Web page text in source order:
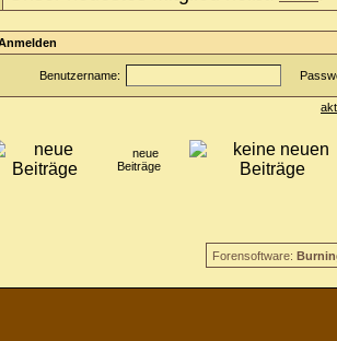
Benutzername:
neue
Beiträge
Forensoftware: